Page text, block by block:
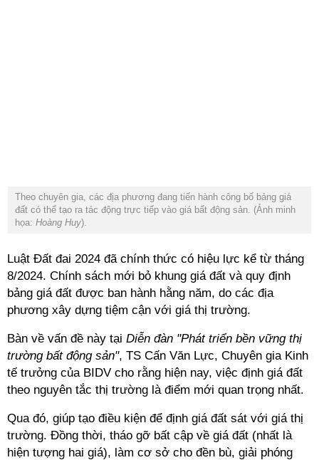
Theo chuyên gia, các địa phương đang tiến hành công bố bảng giá
đất có thể tạo ra tác động trực tiếp vào giá bất động sản. (Ảnh minh
họa: Hoàng Huy).
Luật Đất đai 2024 đã chính thức có hiệu lực kể từ tháng
8/2024. Chính sách mới bỏ khung giá đất và quy định
bảng giá đất được ban hành hằng năm, do các địa
phương xây dựng tiệm cận với giá thị trường.
Bàn về vấn đề này tại Diễn đàn "Phát triển bền vững thị
trường bất động sản", TS Cấn Văn Lực, Chuyên gia Kinh
tế trưởng của BIDV cho rằng hiện nay, việc định giá đất
theo nguyên tắc thị trường là điểm mới quan trọng nhất.
Qua đó, giúp tạo điều kiện để định giá đất sát với giá thị
trường. Đồng thời, tháo gỡ bất cập về giá đất (nhất là
hiện tượng hai giá), làm cơ sở cho đền bù, giải phóng